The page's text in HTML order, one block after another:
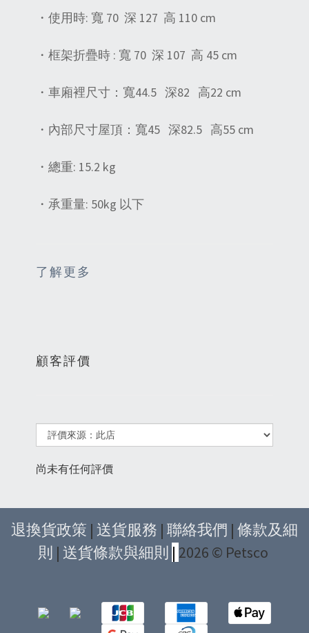
・使用時: 寬 70 深 127 高 110 cm
・框架折疊時 : 寬 70 深 107 高 45 cm
・車廂裡尺寸：寬44.5 深82 高22 cm
・內部尺寸屋頂：寬45 深82.5 高55 cm
・總重: 15.2 kg
・承重量: 50kg 以下
了解更多
顧客評價
尚未有任何評價
退換貨政策 | 送貨服務 | 聯絡我們 | 條款及細
則 | 送貨條款與細則 | 2026 © Petsco